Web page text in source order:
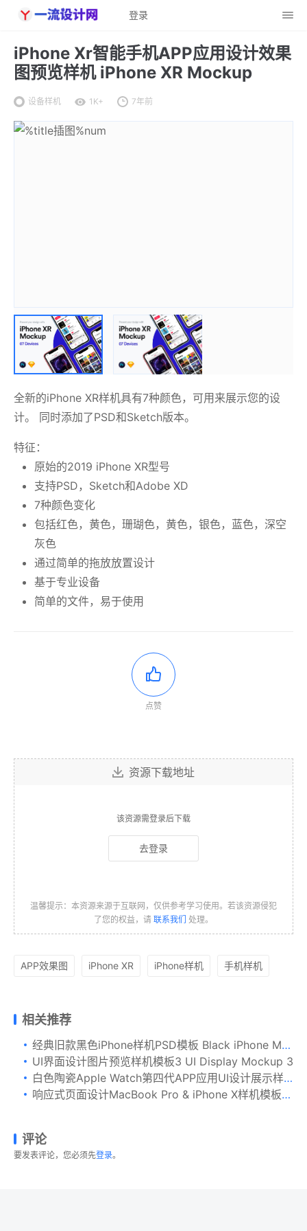
登录
iPhone Xr智能手机APP应用设计效果
图预览样机 iPhone XR Mockup
设备样机 1K+ 7年前
全新的iPhone XR样机具有7种颜色，可用来展示您的设
计。 同时添加了PSD和Sketch版本。
特征：
原始的2019 iPhone XR型号
支持PSD，Sketch和Adobe XD
7种颜色变化
包括红色，黄色，珊瑚色，黄色，银色，蓝色，深空
灰色
通过简单的拖放放置设计
基于专业设备
简单的文件，易于使用
点赞
资源下载地址
该资源需登录后下载
去登录
温馨提示：本资源来源于互联网，仅供参考学习使用。若该资源侵犯
了您的权益，请 联系我们 处理。
APP效果图 iPhone XR iPhone样机 手机样机
相关推荐
经典旧款黑色iPhone样机PSD模板 Black iPhone Mockups PSDs
UI界面设计图片预览样机模板3 UI Display Mockup 3
白色陶瓷Apple Watch第四代APP应用UI设计展示样机 Clay Apple Watch Series 4 (44mm) Mockup, Close up
响应式页面设计MacBook Pro & iPhone X样机模板v1 New Macbook Pro & iPhone X Responsive Mockup Vol 1
评论
要发表评论，您必须先登录。